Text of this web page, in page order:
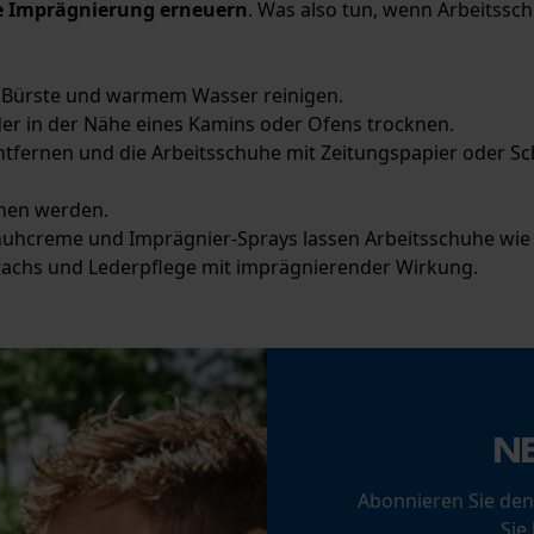
Imprägnierung erneuern. Was also tun, wenn
und warmem Wasser reinigen.
in der Nähe eines Kamins oder Ofens trocknen.
und die Arbeitsschuhe mit Zeitungspapier oder
werden.
und Imprägnier-Sprays lassen Arbeitsschuhe
und Lederpflege mit imprägnierender Wirkung.
Abonnieren Sie
Loop54 Personalization
Gespeicherter Warenkorb
Persönliche Begrüßung
YouTube-Videos
Google Maps
Kontaktaufnahme per Chat